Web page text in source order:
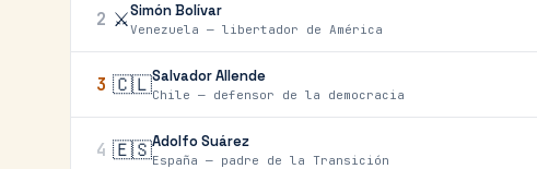
2 ⚔️Simón Bolívar
Venezuela — libertador de América
3 🇨🇱Salvador Allende
Chile — defensor de la democracia
4 🇪🇸Adolfo Suárez
España — padre de la Transición